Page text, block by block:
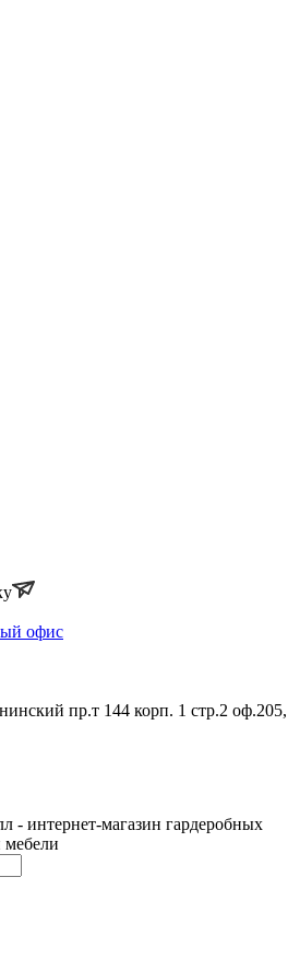
офис
пр.т 144 корп. 1 стр.2 оф.205,
- интернет-магазин гардеробных
мебели